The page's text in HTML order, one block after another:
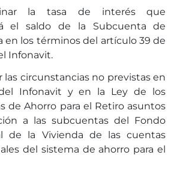
la tasa de interés que
el saldo de la Subcuenta de
en los términos del artículo 39 de
Infonavit.
las circunstancias no previstas en
Infonavit y en la Ley de los
de Ahorro para el Retiro asuntos
a las subcuentas del Fondo
de la Vivienda de las cuentas
del sistema de ahorro para el